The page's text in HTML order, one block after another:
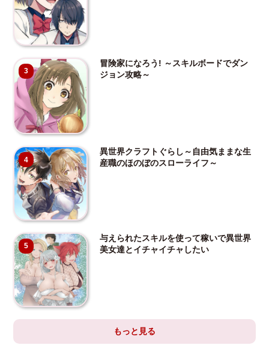
3
冒険家になろう! ～スキルボードでダン
ジョン攻略～
4
異世界クラフトぐらし～自由気ままな生
産職のほのぼのスローライフ～
5
与えられたスキルを使って稼いで異世界
美女達とイチャイチャしたい
もっと見る